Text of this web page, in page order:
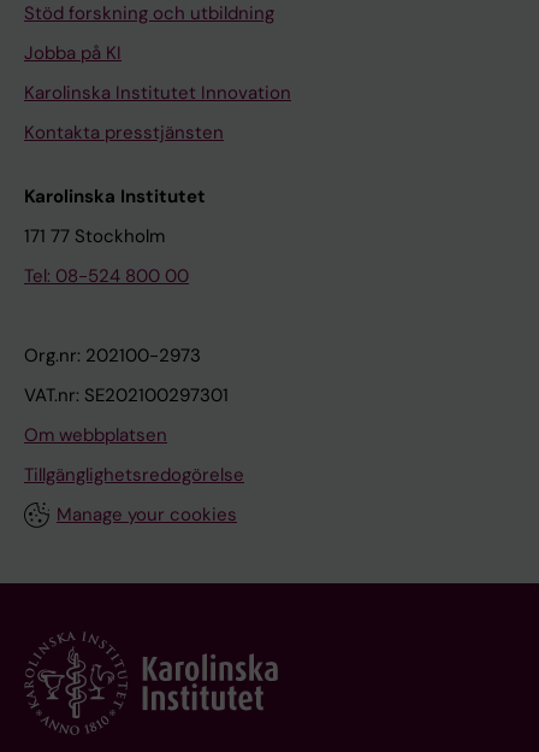
Stöd forskning och utbildning
Jobba på KI
Karolinska Institutet Innovation
Kontakta presstjänsten
Karolinska Institutet
171 77 Stockholm
Tel: 08-524 800 00
Org.nr: 202100-2973
VAT.nr: SE202100297301
Om webbplatsen
Tillgänglighetsredogörelse
Manage your cookies